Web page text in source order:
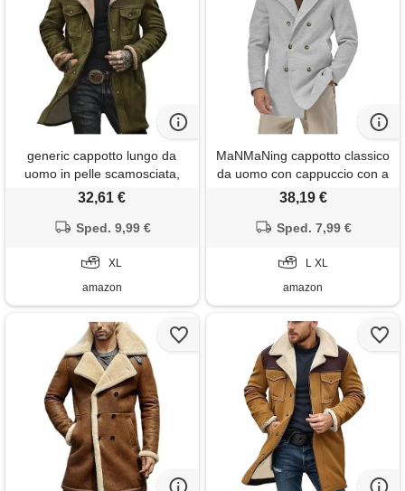
generic cappotto lungo da
uomo in pelle scamosciata,
stile vintage, western, cowboy,
foderato in sherpa, con
colletto in peluche, in finta
militare, xl
32,61 €
Sped. 9,99 €
XL
amazon
MaNMaNing cappotto classico
da uomo con cappuccio con a
cappotti uomo cappotto lungo
trench invernale cappottino
lungo coperta cappuccio
coat
38,19 €
Sped. 7,99 €
L XL
amazon